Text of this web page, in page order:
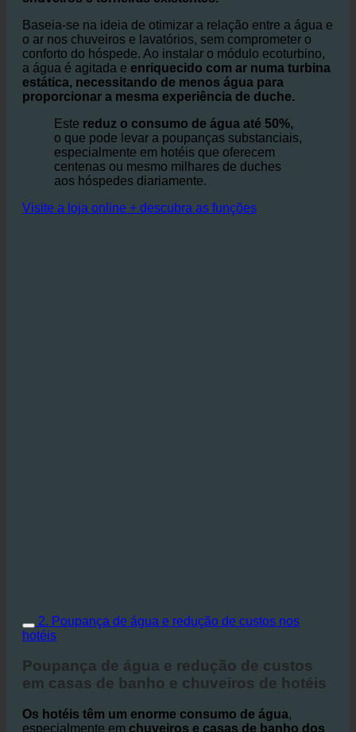
O ecoturbino® é um sistema simples, mas altamente
módulo adaptador eficaz que se integra nos
chuveiros e torneiras existentes.
Baseia-se na ideia de otimizar a relação entre a água e
o ar nos chuveiros e lavatórios, sem comprometer o
conforto do hóspede. Ao instalar o módulo ecoturbino,
a água é agitada eenriquecido com ar numa turbina
estática, necessitando de menos água para
proporcionar a mesma experiência de duche.
Estereduz o consumo de água até 50%,
o que pode levar a poupanças substanciais,
especialmente em hotéis que oferecem
centenas ou mesmo milhares de duches
aos hóspedes diariamente.
hotéis
em casas de banho e chuveiros de hotéis